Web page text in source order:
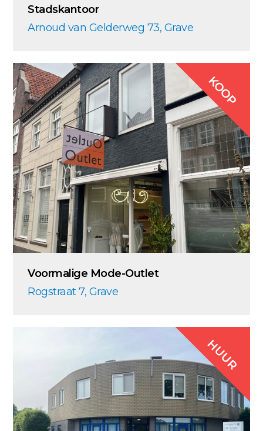
Stadskantoor
Arnoud van Gelderweg 73, Grave
Voormalige Mode-Outlet
Rogstraat 7, Grave
KOOP
HUUR